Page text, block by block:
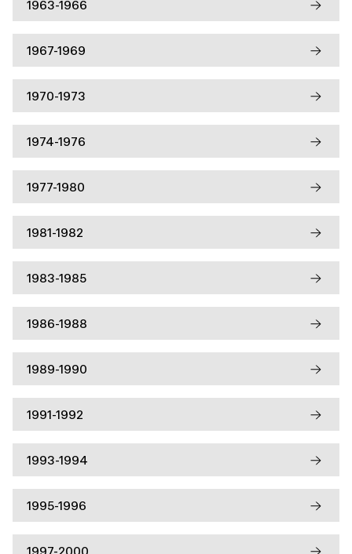
1963-1966
1967-1969
1970-1973
1974-1976
1977-1980
1981-1982
1983-1985
1986-1988
1989-1990
1991-1992
1993-1994
1995-1996